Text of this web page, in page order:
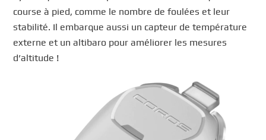
course à pied, comme le nombre de foulées et leur
stabilité. Il embarque aussi un capteur de température
externe et un altibaro pour améliorer les mesures
d’altitude !